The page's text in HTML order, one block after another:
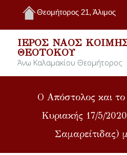
Θεομήτορος 21, Άλιμος
ΙΕΡΌΣ ΝΑΌΣ
ΘΕΟΤΌΚΟΥ
Άνω Καλαμακίου Θεομήτορος
O Απόστολος και
Κυριακής 17/5/
Σαμαρείτιδας)